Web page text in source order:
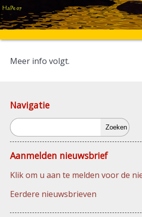
Meer info volgt.
Navigatie
Zoeken
Aanmelden nieuwsbrief
Klik om u aan te melden voor de
Eerdere nieuwsbrieven